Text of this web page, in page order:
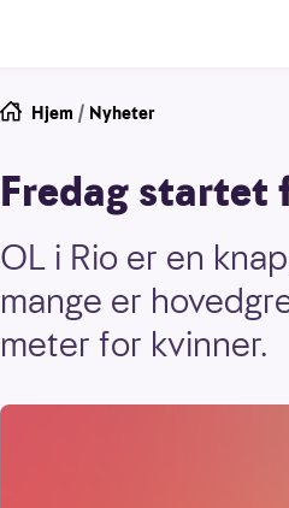
Hjem / Nyheter
Fredag
OL i Rio er en
mange er
meter for kvinner.